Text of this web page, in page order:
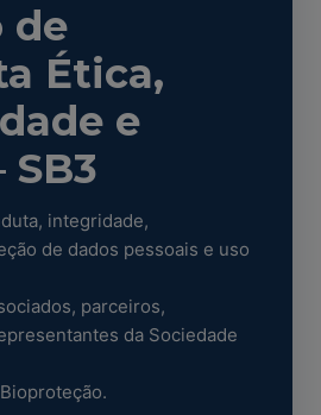
de
Ética,
e
SB3
integridade,
de dados pessoais e uso
parceiros,
da Sociedade